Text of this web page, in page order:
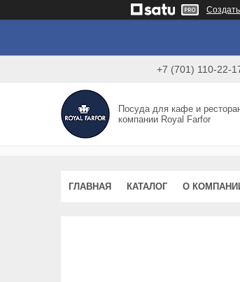
+7 (701) 110-22-
Посуда для кафе и
компании Royal Farfor
ГЛАВНАЯ КАТАЛОГ О